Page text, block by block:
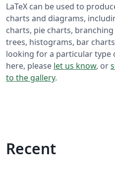
LaTeX can be used to
charts and diagrams,
charts, pie charts,
trees, histograms, bar
looking for a particular
here, please let us know, or
to the gallery.
Recent